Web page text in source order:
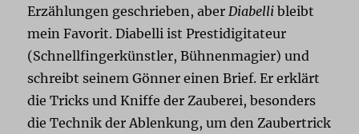
Erzählungen geschrieben, aber Diabelli bleibt
mein Favorit. Diabelli ist Prestidigitateur
(Schnellfingerkünstler, Bühnenmagier) und
schreibt seinem Gönner einen Brief. Er erklärt
die Tricks und Kniffe der Zauberei, besonders
die Technik der Ablenkung, um den Zaubertrick